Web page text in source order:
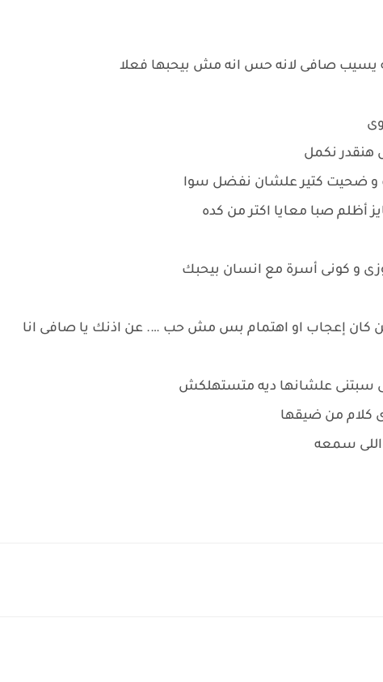
يسيب صافى لانه حس انه مش بيحبها فعلا
هنقدر نكمل
و ضحيت كتير علشان نفضل سوا
أظلم صبا معايا اكتر من كده
و كونى أسرة مع انسان بيحبك
كان إعجاب او اهتمام بس مش حب …. عن اذنك يا صافى انا
سبتنى علشانها ديه متستهلكش
كلام من ضيقها
سمعه